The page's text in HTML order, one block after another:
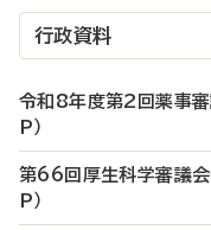
行政資料
令和8年度第2回薬事審
P）
第66回厚生科学審議会
P）